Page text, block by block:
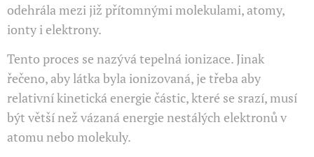
odehrála mezi již přítomnými molekulami, atomy,
ionty i elektrony.
Tento proces se nazývá tepelná ionizace. Jinak
řečeno, aby látka byla ionizovaná, je třeba aby
relativní kinetická energie částic, které se srazí, musí
být větší než vázaná energie nestálých elektronů v
atomu nebo molekuly.